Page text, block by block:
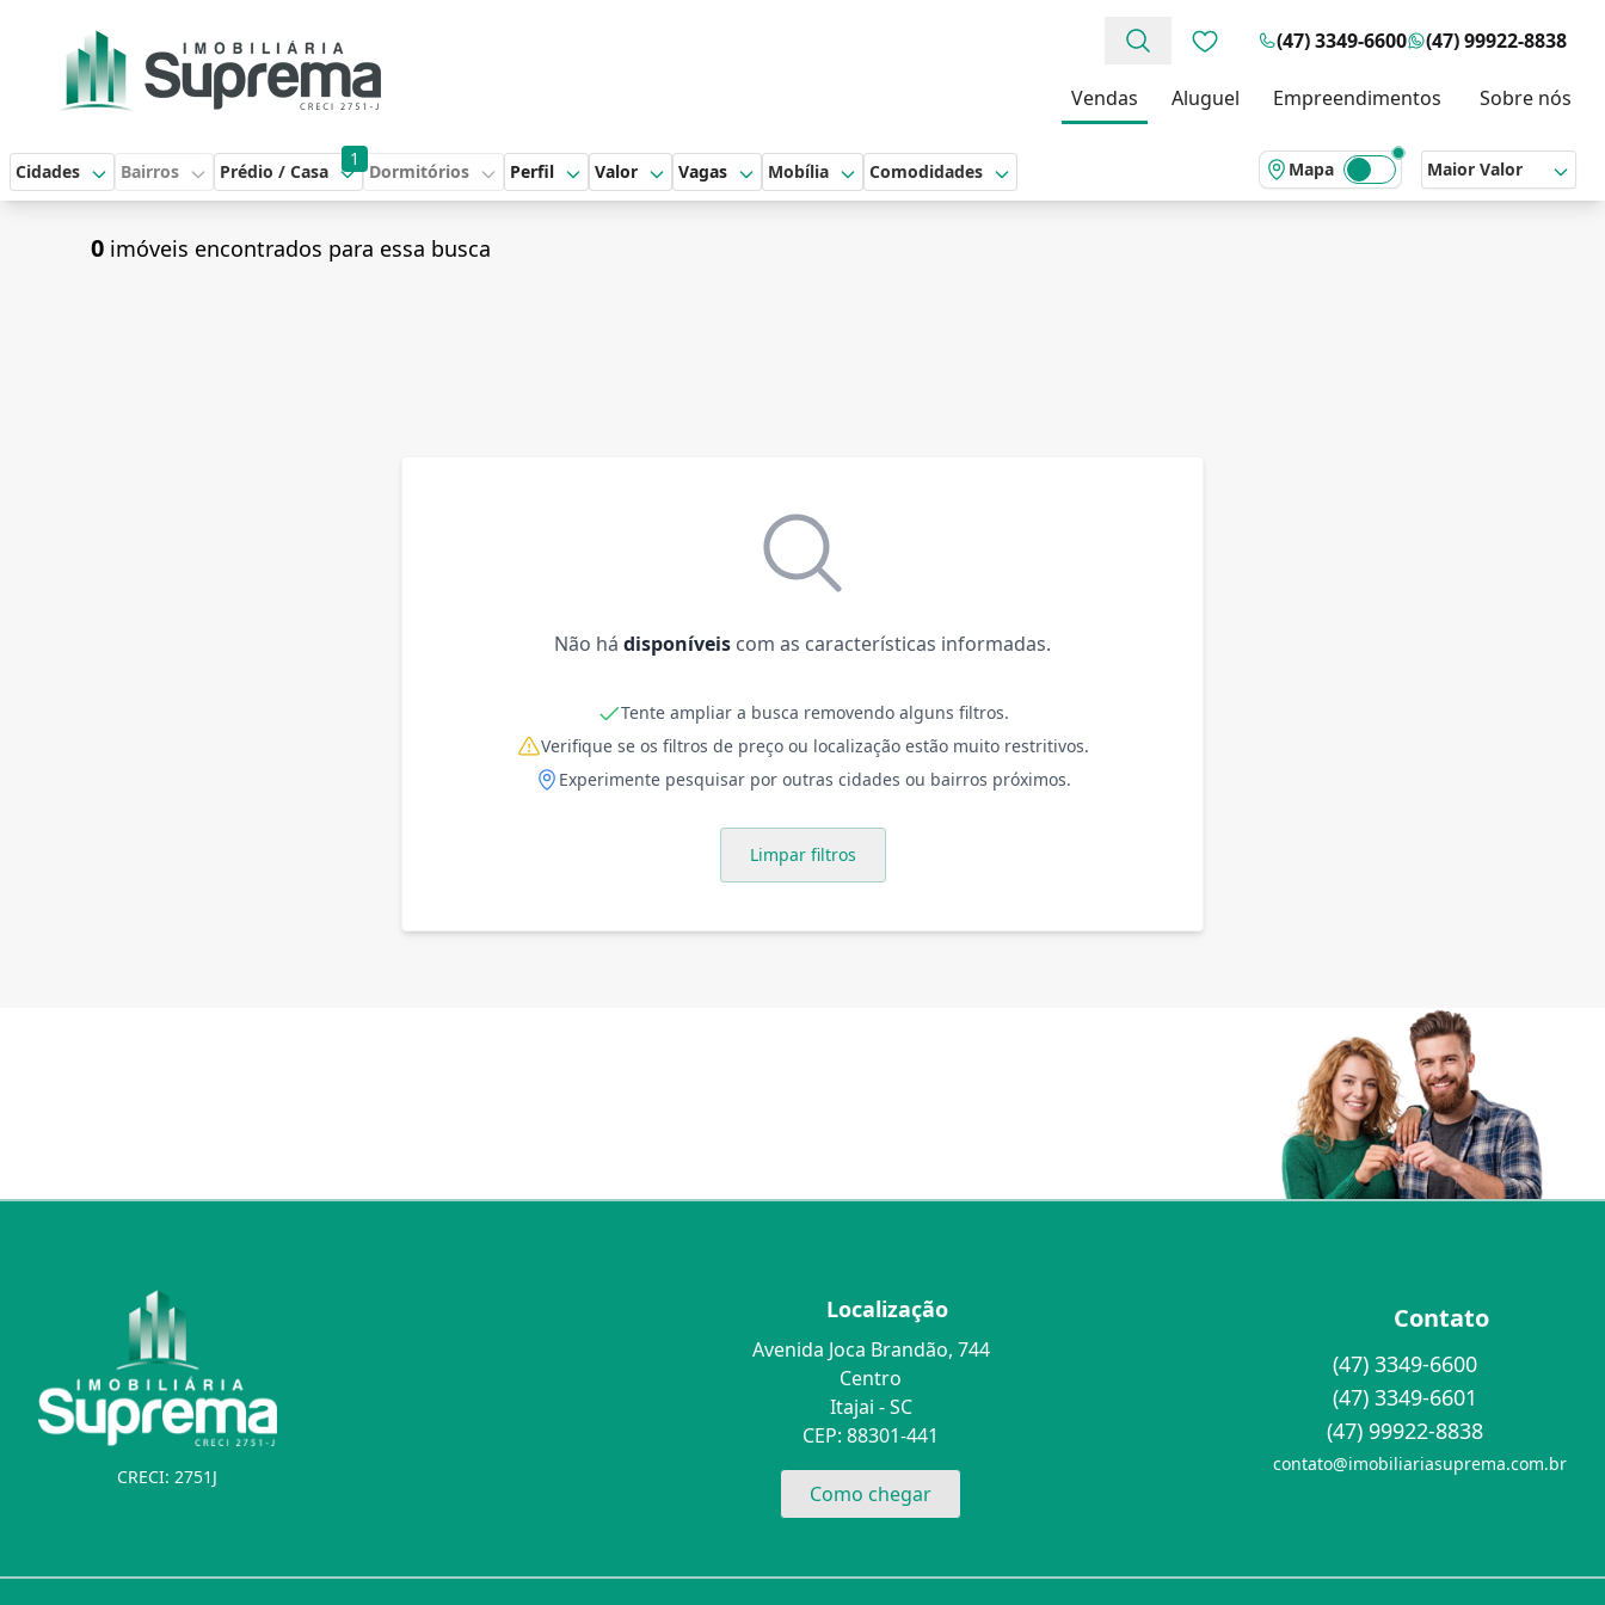
Favoritos (0 itens)
(47) 3349-6600 (47) 99922-8838
Vendas Aluguel Empreendimentos Sobre nós
Cidades Bairros
1
Prédio / Casa Dormitórios Perfil Valor Vagas Mobília Comodidades Mapa Maior Valor
0 imóveis encontrados para essa busca
Não há disponíveis com as características informadas.
Tente ampliar a busca removendo alguns filtros.
Verifique se os filtros de preço ou localização estão muito restritivos.
Experimente pesquisar por outras cidades ou bairros próximos.
Limpar filtros
CRECI: 2751J
Localização
Avenida Joca Brandão, 744
Centro
Itajai - SC
CEP: 88301-441
Como chegar
Contato
(47) 3349-6600
(47) 3349-6601
(47) 99922-8838
contato@imobiliariasuprema.com.br